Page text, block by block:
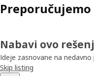
Nabavi ovo
Ideje zasnovane na
Skip listing